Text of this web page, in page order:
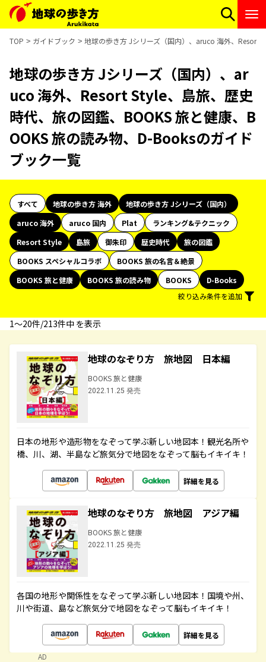
TOP ガイドブック 地球の歩き方 Jシリーズ（国内）、aruco 海外、Resort
地球の歩き方 Jシリーズ（国内）、ar
uco 海外、Resort Style、島旅、歴史
時代、旅の図鑑、BOOKS 旅と健康、B
OOKS 旅の読み物、D-Booksのガイド
ブック一覧
すべて 地球の歩き方 海外
地球の歩き方 Jシリーズ（国内）
aruco 海外
aruco 国内 Plat
ランキング&テクニック
Resort Style
島旅 御朱印 歴史時代
旅の図鑑
BOOKS スペシャルコラボ
BOOKS 旅の名言＆絶景
BOOKS 旅と健康
BOOKS 旅の読み物 BOOKS
D-Books
絞り込み条件を追加
1〜20件/213件中 を表示
地球のなぞり方 旅地図 日本編
BOOKS 旅と健康
2022.11.25 発売
日本の地形や造形物をなぞって学ぶ新しい地図本！観光名所や
橋、川、湖、半島など旅気分で地図をなぞって脳もイキイキ！
詳細を見る
地球のなぞり方 旅地図 アジア編
BOOKS 旅と健康
2022.11.25 発売
各国の地形や関係性をなぞって学ぶ新しい地図本！国境や州、
川や街道、島など旅気分で地図をなぞって脳もイキイキ！
詳細を見る
AD